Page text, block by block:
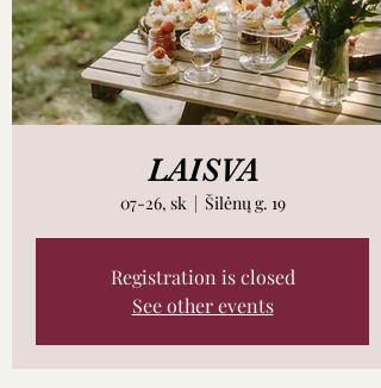
LAISVA
07-26, sk
  |
Šilėnų g. 19
Registration is closed
See other events